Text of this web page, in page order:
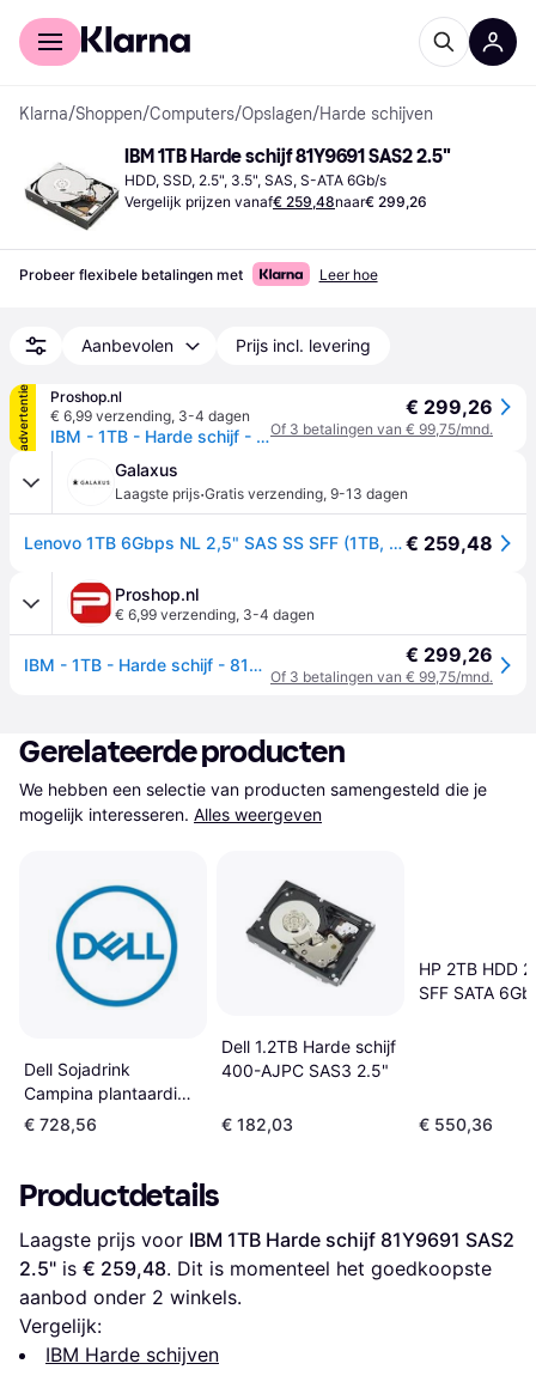
Voor shoppers
Klarna/Shoppen/Computers/Opslagen/Harde schijven
IBM 1TB Harde schijf 81Y9691 SAS2 2.5"
HDD, SSD, 2.5", 3.5", SAS, S-ATA 6Gb/s
Vergelijk prijzen vanaf€ 259,48naar€ 299,26
Probeer flexibele betalingen met Leer hoe
Aanbevolen Prijs incl. levering
advertentie
Proshop.nl
€ 6,99 verzending, 3-4 dagen
IBM - 1TB - Harde schijf - 81Y9691 - SAS2 - 2.5"
€ 299,26
Of 3 betalingen van € 99,75/mnd.
Galaxus
Laagste prijs·Gratis verzending, 9-13 dagen
Lenovo 1TB 6Gbps NL 2,5" SAS SS SFF (1TB, 2.5"), Harde schijf€ 259,48
Proshop.nl
€ 6,99 verzending, 3-4 dagen
IBM - 1TB - Harde schijf - 81Y9691 - SAS2 - 2.5" € 299,26
Of 3 betalingen van € 99,75/mnd.
Gerelateerde producten
We hebben een selectie van producten samengesteld die je
mogelijk interesseren. Alles weergeven
Dell Sojadrink
Campina plantaardig
pak 1 liter
€ 728,56
Dell 1.2TB Harde schijf
400-AJPC SAS3 2.5"
€ 182,03
HP 2TB HDD
SFF SATA
€ 550,36
Productdetails
Laagste prijs voor IBM 1TB Harde schijf 81Y9691 SAS2
2.5" is € 259,48. Dit is momenteel het goedkoopste
aanbod onder 2 winkels.
Vergelijk:
IBM Harde schijven